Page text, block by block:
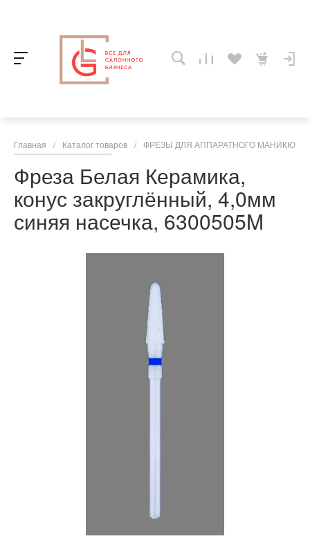
Главная / Каталог товаров / ФРЕЗЫ ДЛЯ АППАРАТНОГО
Фреза Белая Керамика,
конус закруглённый, 4,0мм
синяя насечка, 6300505M